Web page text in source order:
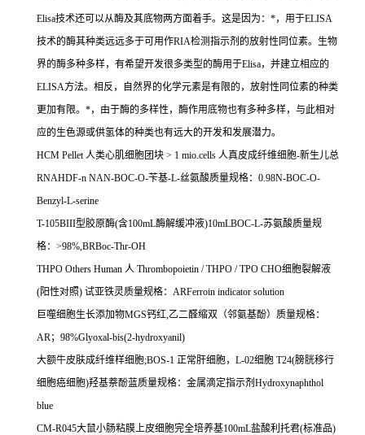
Elisa技术还可以从酶及其底物两方面着手。这是因为： *，用于ELISA
技术的酶其种类远远多于可用作RIA检测指示剂的放射性同位素。生物
界的酶多种多样，有希望开发很多类型的酶用于Elisa，并建立相应的
ELISA方法。相反，自然界的化学元素是有限的，放射性同位素的种类
更加有限。 *，由于酶的多样性，酶作用底物也有多种多样，与此相对
应的生色源或供氢体的种类也有远大的开发和发展潜力。
HCM Pellet人类心肌细胞团块 > 1 mio.cells 人真皮成纤维细胞-新生儿总
RNAHDF-n NAN-BOC-O-苄基-L-丝氨酸质量规格： 0.98N-BOC-O-
Benzyl-L-serine
T-105BIII型胶原酶(含100mL酶解缓冲液)10mLBOC-L-苏氨酸质量规
格： >98%,BRBoc-Thr-OH
THPO Others Human 人 Thrombopoietin / THPO / TPO CHO细胞裂解液
(阳性对照) 试亚铁灵质量规格： ARFerroin indicator solution
巨噬细胞生长添加物MGS钙红,乙二醛缩双（邻氨基酚）质量规格：
AR； 98%Glyoxal-bis(2-hydroxyanil)
大额牛皮肤成纤维样细胞;BOS-1 正常肝细胞， L-02细胞 T24(膀胱移行
细胞癌细胞)羟基萘酚蓝质量规格：金属滴定指示剂 Hydroxynaphthol
blue
CM-R045大鼠小肠粘膜上皮细胞完全培养基100mL盐酸利托君(标准品)